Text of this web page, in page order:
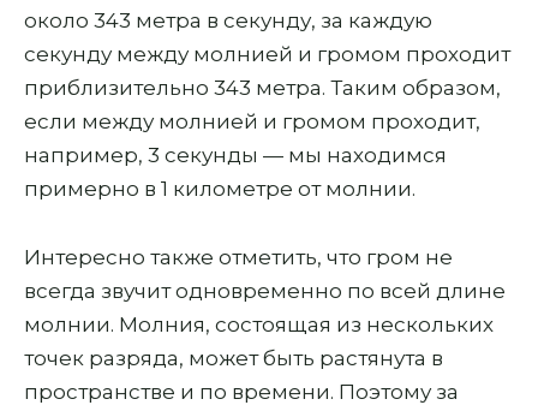
около 343 метра в секунду, за каждую
секунду между молнией и громом проходит
приблизительно 343 метра. Таким образом,
если между молнией и громом проходит,
например, 3 секунды — мы находимся
примерно в 1 километре от молнии.
Интересно также отметить, что гром не
всегда звучит одновременно по всей длине
молнии. Молния, состоящая из нескольких
точек разряда, может быть растянута в
пространстве и по времени. Поэтому за